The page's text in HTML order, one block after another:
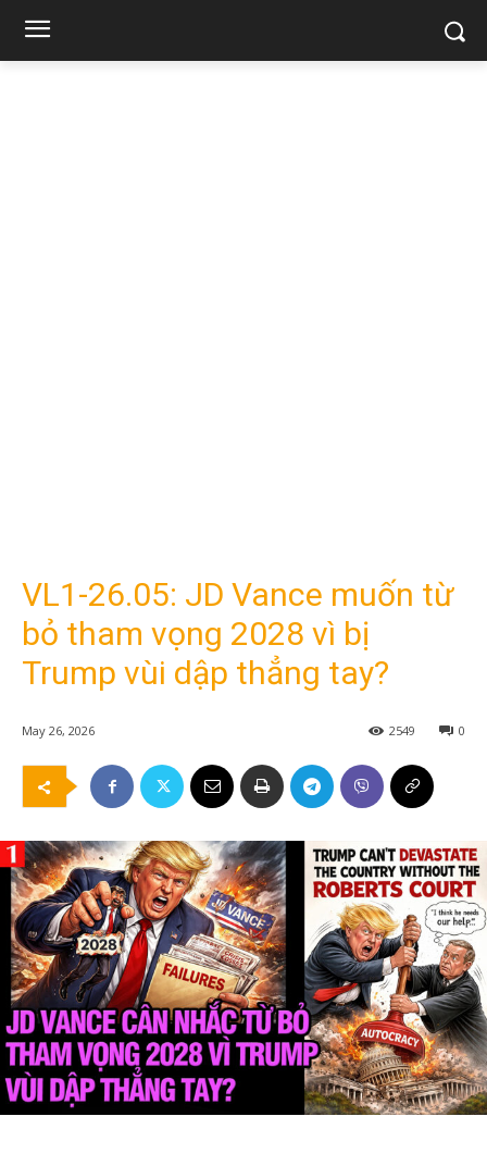
VL1-26.05: JD Vance muốn từ
bỏ tham vọng 2028 vì bị
Trump vùi dập thẳng tay?
May 26, 2026 0
2549